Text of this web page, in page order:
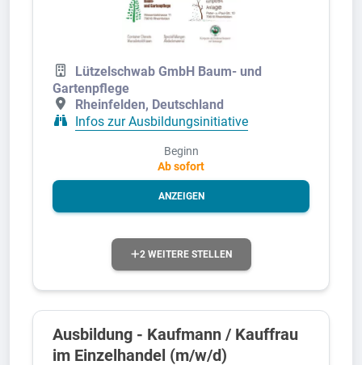
Lützelschwab GmbH Baum- und
Gartenpflege
Rheinfelden, Deutschland
Infos zur Ausbildungsinitiative
Beginn
Ab sofort
ANZEIGEN
2 WEITERE STELLEN
Ausbildung - Kaufmann / Kauffrau
im Einzelhandel (m/w/d)